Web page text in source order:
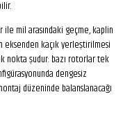
mil arasındaki geçme, kaplin
eksenden kaçık yerleştirilmesi
nokta şudur: bazı rotorlar tek
dengesiz
düzeninde balanslanacağı